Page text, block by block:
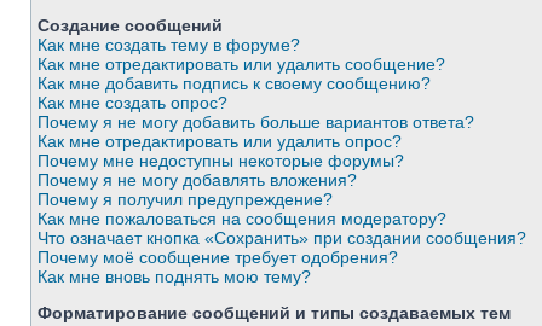
Создание сообщений
Как мне создать тему в форуме?
Как мне отредактировать или удалить сообщение?
Как мне добавить подпись к своему сообщению?
Как мне создать опрос?
Почему я не могу добавить больше вариантов ответа?
Как мне отредактировать или удалить опрос?
Почему мне недоступны некоторые форумы?
Почему я не могу добавлять вложения?
Почему я получил предупреждение?
Как мне пожаловаться на сообщения модератору?
Что означает кнопка «Сохранить» при создании сообщения?
Почему моё сообщение требует одобрения?
Как мне вновь поднять мою тему?
Форматирование сообщений и типы создаваемых тем